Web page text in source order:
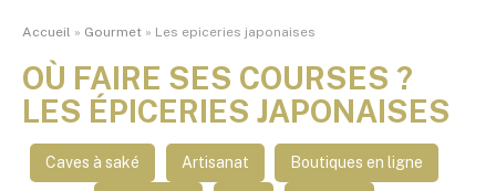
Accueil » Gourmet » Les epiceries japonaises
OÙ FAIRE SES COURSES ?
LES ÉPICERIES JAPONAISES
Caves à saké Artisanat Boutiques en ligne